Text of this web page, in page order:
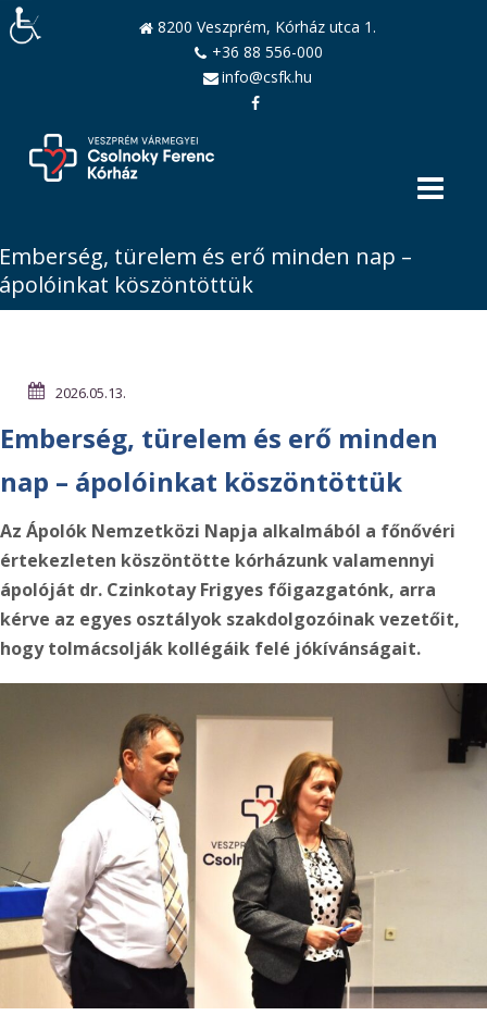
8200 Veszprém, Kórház utca 1.
+36 88 556-000
info@csfk.hu
türelem és erő minden nap –
köszöntöttük
2026.05.13.
Emberség, türelem és erő minden
nap – ápolóinkat köszöntöttük
Az Ápolók Nemzetközi Napja alkalmából a főnővéri
értekezleten köszöntötte kórházunk valamennyi
ápolóját dr. Czinkotay Frigyes főigazgatónk, arra
kérve az egyes osztályok szakdolgozóinak vezetőit,
hogy tolmácsolják kollégáik felé jókívánságait.